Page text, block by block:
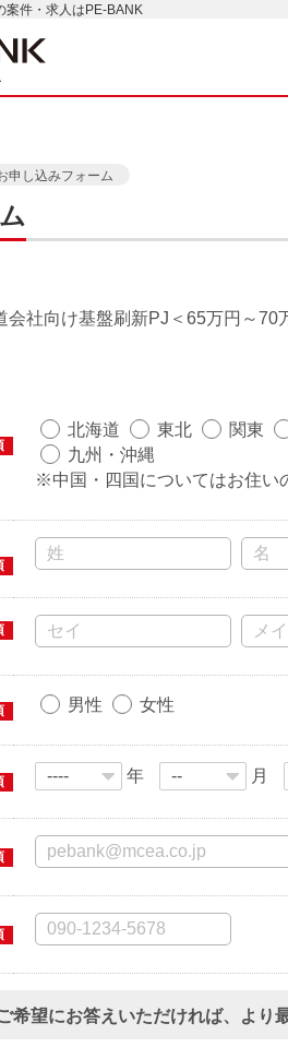
案件・求人はPE-BANK
申し込みフォーム
会社向け基盤刷新PJ 65万円～70
北海道 東北 関東
九州・沖縄
※中国・四国についてはお住い
男性 女性
年 月
希望にお答えいただければ、より